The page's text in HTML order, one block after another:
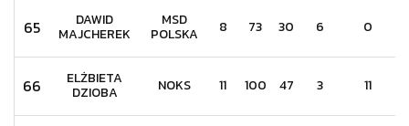
65 DAWID
MAJCHEREK
MSD
POLSKA 8 73 30 6 0
66 ELŻBIETA
DZIOBA NOKS 11 100 47 3 11